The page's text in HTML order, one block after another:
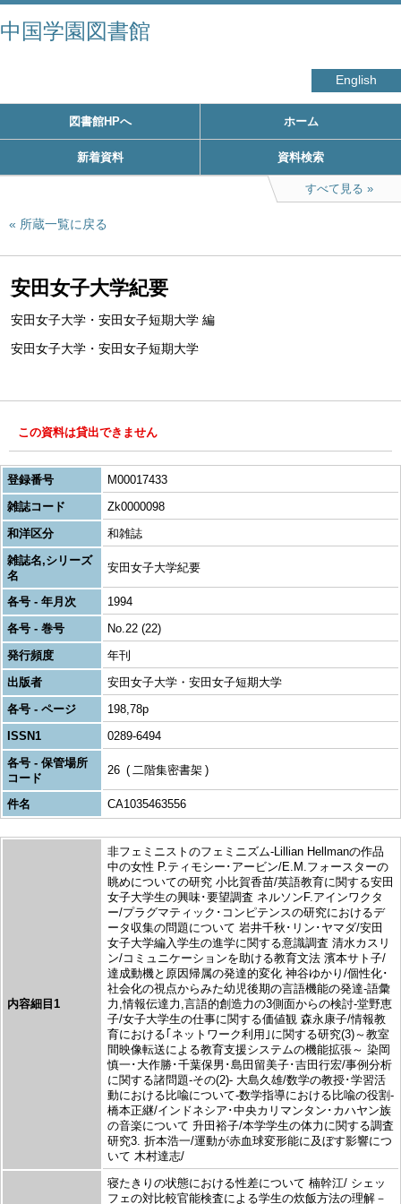
中国学園図書館
English
図書館HPへ ホーム
新着資料 資料検索
すべて見る
所蔵一覧に戻る
安田女子大学紀要
安田女子大学・安田女子短期大学 編
安田女子大学・安田女子短期大学
この資料は貸出できません
登録番号
M00017433
雑誌コード
Zk0000098
和洋区分
和雑誌
雑誌名,シリーズ
名
安田女子大学紀要
各号 - 年月次
1994
各号 - 巻号
No.22 (22)
発行頻度
年刊
出版者
安田女子大学・安田女子短期大学
各号 - ページ
198,78p
ISSN1
0289-6494
各号 - 保管場所
コード
26 二階集密書架
件名 CA1035463556
内容細目1
非フェミニストのフェミニズム-Lillian Hellmanの作品
中の女性 P.ティモシー･アービン/E.M.フォースターの
眺めについての研究 小比賀香苗/英語教育に関する安田
女子大学生の興味･要望調査 ネルソンF.アインワクタ
ー/プラグマティック･コンピテンスの研究におけるデ
ータ収集の問題について 岩井千秋･リン･ヤマダ/安田
女子大学編入学生の進学に関する意識調査 清水カスリ
ン/コミュニケーションを助ける教育文法 濱本サト子/
達成動機と原因帰属の発達的変化 神谷ゆかり/個性化･
社会化の視点からみた幼児後期の言語機能の発達-語彙
力,情報伝達力,言語的創造力の3側面からの検討-堂野恵
子/女子大学生の仕事に関する価値観 森永康子/情報教
育における｢ネットワーク利用｣に関する研究(3)～教室
間映像転送による教育支援システムの機能拡張～ 染岡
慎一･大作勝･千葉保男･島田留美子･吉田行宏/事例分析
に関する諸問題-その(2)- 大島久雄/数学の教授･学習活
動における比喩について-数学指導における比喩の役割-
橋本正継/インドネシア･中央カリマンタン･カハヤン族
の音楽について 升田裕子/本学学生の体力に関する調査
研究3. 折本浩一/運動が赤血球変形能に及ぼす影響につ
いて 木村達志/
寝たきりの状態における性差について 楠幹江/ シェッ
フェの対比較官能検査による学生の炊飯方法の理解－